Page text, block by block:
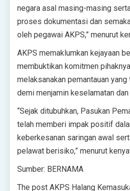
negara asal masing-masing
proses dokumentasi dan
oleh pegawai AKPS,” menurut
AKPS memaklumkan kejayaan
membuktikan komitmen
melaksanakan pemantauan
demi menjamin keselamatan
“Sejak ditubuhkan, Pasukan
telah memberi impak positif
keberkesanan saringan awal
pelawat berisiko,” menurut
Sumber: BERNAMA
The post AKPS Halang